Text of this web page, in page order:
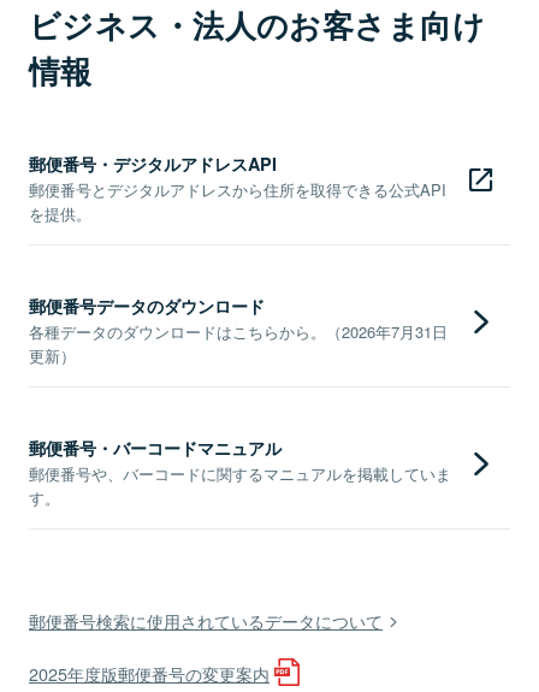
ビジネス・法人のお客さま向け
情報
郵便番号・デジタルアドレスAPI
郵便番号とデジタルアドレスから住所を取得できる公式API
を提供。
郵便番号データのダウンロード
各種データのダウンロードはこちらから。（2026年7月31日
更新）
郵便番号・バーコードマニュアル
郵便番号や、バーコードに関するマニュアルを掲載していま
す。
郵便番号検索に使用されているデータについて
2025年度版郵便番号の変更案内